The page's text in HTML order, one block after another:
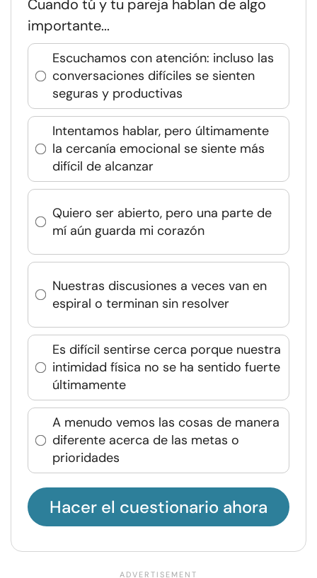
Cuando tú y tu pareja hablan de algo
importante...
Escuchamos con atención: incluso las
conversaciones difíciles se sienten
seguras y productivas
Intentamos hablar, pero últimamente
la cercanía emocional se siente más
difícil de alcanzar
Quiero ser abierto, pero una parte de
mí aún guarda mi corazón
Nuestras discusiones a veces van en
espiral o terminan sin resolver
Es difícil sentirse cerca porque nuestra
intimidad física no se ha sentido fuerte
últimamente
A menudo vemos las cosas de manera
diferente acerca de las metas o
prioridades
Hacer el cuestionario ahora